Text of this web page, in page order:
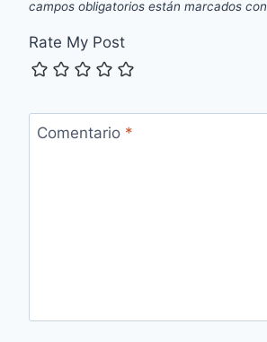
campos obligatorios están marcados con
Rate My Post
Comentario *